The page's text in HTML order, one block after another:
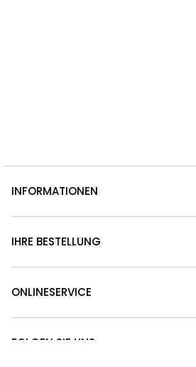
INFORMATIONEN
IHRE BESTELLUNG
ONLINESERVICE
FOLGEN SIE UNS